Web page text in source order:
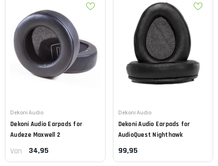
Leverancier:
Dekoni Audio
Dekoni Audio Earpads for
Audeze Maxwell 2
Van 34,95
Leverancier:
Dekoni Audio
Dekoni Audio Earpads for
AudioQuest Nighthawk
99,95